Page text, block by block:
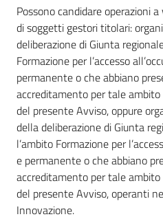
Possono candidare operazioni
di soggetti gestori titolari:
deliberazione di Giunta
Formazione per l’accesso
permanente o che abbiano
accreditamento per tale
del presente Avviso, oppure
della deliberazione di Giunta
l’ambito Formazione per
e permanente o che abbiano
accreditamento per tale
del presente Avviso, operanti
Innovazione.